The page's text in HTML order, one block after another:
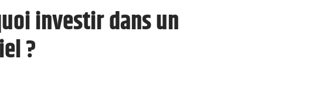
investir dans un
?